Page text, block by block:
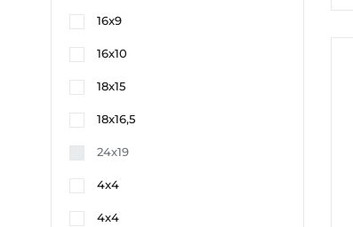
16x9
16х10
18x15
18x16,5
24х19
4x4
4х4